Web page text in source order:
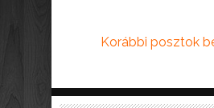
Korábbi posztok